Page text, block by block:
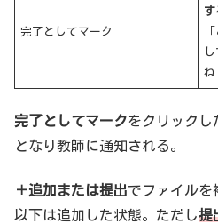
完了としてマーク
す
ね
完了としてマークをクリックし
となり教師に通知される。
＋追加または提出でファイルを
以下は追加した状態。ただし提